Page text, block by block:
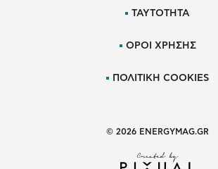
ΤΑΥΤΟΤΗΤΑ
ΟΡΟΙ ΧΡΗΣΗΣ
ΠΟΛΙΤΙΚΗ COOKIES
© 2026 ENERGYMAG.GR